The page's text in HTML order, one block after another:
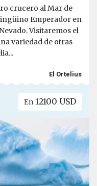
crucero al Mar de
Emperador en
Visitaremos el
variedad de otras
El Ortelius
En 12100 USD